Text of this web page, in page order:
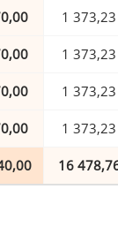
1 373,23
1 373,23
1 373,23
1 373,23
16